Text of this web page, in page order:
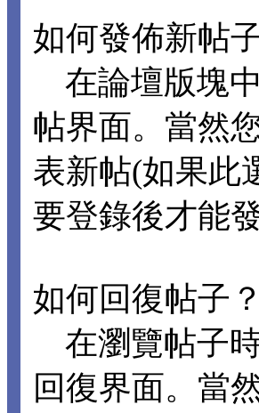
如何發佈新帖
在論壇版塊
帖界面。當然
表新帖(如果此
要登錄後才能發
如何回復帖子？
在瀏覽帖子
回復界面。當